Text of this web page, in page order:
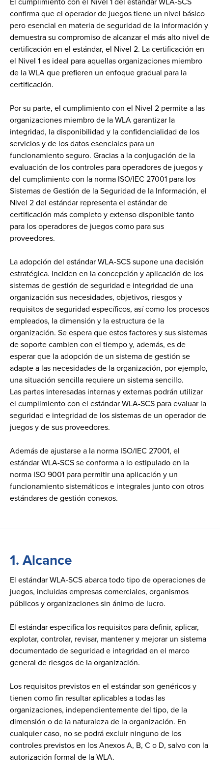
confirma que el operador de juegos tiene un nivel básico
pero esencial en materia de seguridad de la información y
demuestra su compromiso de alcanzar el más alto nivel de
certificación en el estándar, el Nivel 2. La certificación en
el Nivel 1 es ideal para aquellas organizaciones miembro
de la WLA que prefieren un enfoque gradual para la
certificación.
Por su parte, el cumplimiento con el Nivel 2 permite a las
organizaciones miembro de la WLA garantizar la
integridad, la disponibilidad y la confidencialidad de los
servicios y de los datos esenciales para un
funcionamiento seguro. Gracias a la conjugación de la
evaluación de los controles para operadores de juegos y
del cumplimiento con la norma ISO/IEC 27001 para los
Sistemas de Gestión de la Seguridad de la Información, el
Nivel 2 del estándar representa el estándar de
certificación más completo y extenso disponible tanto
para los operadores de juegos como para sus
proveedores.
La adopción del estándar WLA-SCS supone una decisión
estratégica. Inciden en la concepción y aplicación de los
sistemas de gestión de seguridad e integridad de una
organización sus necesidades, objetivos, riesgos y
requisitos de seguridad específicos, así como los procesos
empleados, la dimensión y la estructura de la
organización. Se espera que estos factores y sus sistemas
de soporte cambien con el tiempo y, además, es de
esperar que la adopción de un sistema de gestión se
adapte a las necesidades de la organización, por ejemplo,
una situación sencilla requiere un sistema sencillo.
Las partes interesadas internas y externas podrán utilizar
el cumplimiento con el estándar WLA-SCS para evaluar la
seguridad e integridad de los sistemas de un operador de
juegos y de sus proveedores.
Además de ajustarse a la norma ISO/IEC 27001, el
estándar WLA-SCS se conforma a lo estipulado en la
norma ISO 9001 para permitir una aplicación y un
funcionamiento sistemáticos e integrales junto con otros
estándares de gestión conexos.
1. Alcance
El estándar WLA-SCS abarca todo tipo de operaciones de
juegos, incluidas empresas comerciales, organismos
públicos y organizaciones sin ánimo de lucro.
El estándar especifica los requisitos para definir, aplicar,
explotar, controlar, revisar, mantener y mejorar un sistema
documentado de seguridad e integridad en el marco
general de riesgos de la organización.
Los requisitos previstos en el estándar son genéricos y
tienen como fin resultar aplicables a todas las
organizaciones, independientemente del tipo, de la
dimensión o de la naturaleza de la organización. En
cualquier caso, no se podrá excluir ninguno de los
controles previstos en los Anexos A, B, C o D, salvo con la
autorización formal de la WLA.